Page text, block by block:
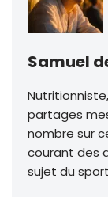
Samuel
partages
nombre sur
courant des
sujet du